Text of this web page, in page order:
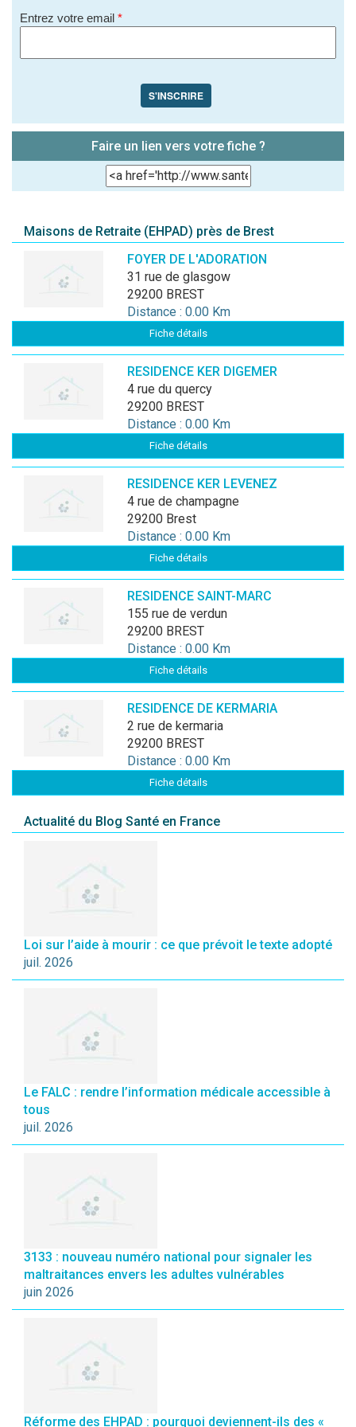
Entrez votre email *
S'INSCRIRE
Faire un lien vers votre fiche ?
Maisons de Retraite (EHPAD) près de Brest
FOYER DE L'ADORATION
31 rue de glasgow
29200 BREST
Distance : 0.00 Km
Fiche détails
RESIDENCE KER DIGEMER
4 rue du quercy
29200 BREST
Distance : 0.00 Km
Fiche détails
RESIDENCE KER LEVENEZ
4 rue de champagne
29200 Brest
Distance : 0.00 Km
Fiche détails
RESIDENCE SAINT-MARC
155 rue de verdun
29200 BREST
Distance : 0.00 Km
Fiche détails
RESIDENCE DE KERMARIA
2 rue de kermaria
29200 BREST
Distance : 0.00 Km
Fiche détails
Actualité du Blog Santé en France
Loi sur l’aide à mourir : ce que prévoit le texte adopté
juil. 2026
Le FALC : rendre l’information médicale accessible à
tous
juil. 2026
3133 : nouveau numéro national pour signaler les
maltraitances envers les adultes vulnérables
juin 2026
Réforme des EHPAD : pourquoi deviennent-ils des «